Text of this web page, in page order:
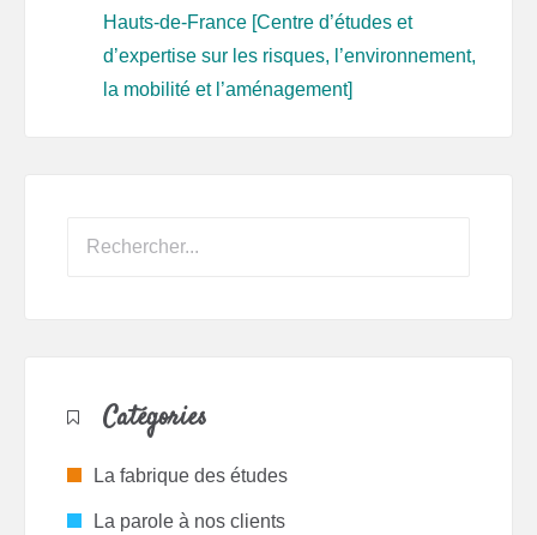
Hauts-de-France [Centre d’études et
d’expertise sur les risques, l’environnement,
la mobilité et l’aménagement]
Catégories
La fabrique des études
La parole à nos clients